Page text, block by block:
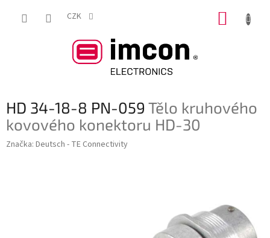
CZK
HD 34-18-8 PN-059 Tělo kruhového
kovového konektoru HD-30
Značka: Deutsch - TE Connectivity